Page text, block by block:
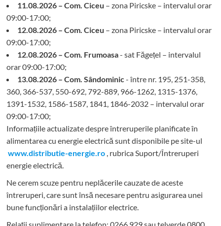
11.08.2026 – Com. Ciceu – zona Piricske – intervalul orar
09:00-17:00;
12.08.2026 – Com. Ciceu – zona Piricske – intervalul orar
09:00-17:00;
12.08.2026 – Com. Frumoasa- sat Făgețel – intervalul
orar 09:00-17:00;
13.08.2026 – Com. Sândominic - între nr. 195, 251-358,
360, 366-537, 550-692, 792-889, 966-1262, 1315-1376,
1391-1532, 1586-1587, 1841, 1846-2032 – intervalul orar
09:00-17:00;
Informațiile actualizate despre întreruperile planificate în
alimentarea cu energie electrică sunt disponibile pe site-ul
www.distributie-energie.ro , rubrica Suport/Întreruperi
energie electrică.
Ne cerem scuze pentru neplăcerile cauzate de aceste
întreruperi, care sunt însă necesare pentru asigurarea unei
bune funcționări a instalațiilor electrice.